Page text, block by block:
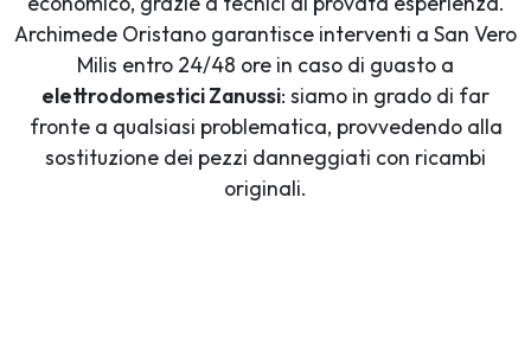
Archimede Oristano garantisce interventi a San Vero
Milis entro 24/48 ore in caso di guasto a
elettrodomestici Zanussi: siamo in grado di far
fronte a qualsiasi problematica, provvedendo alla
sostituzione dei pezzi danneggiati con ricambi
originali.